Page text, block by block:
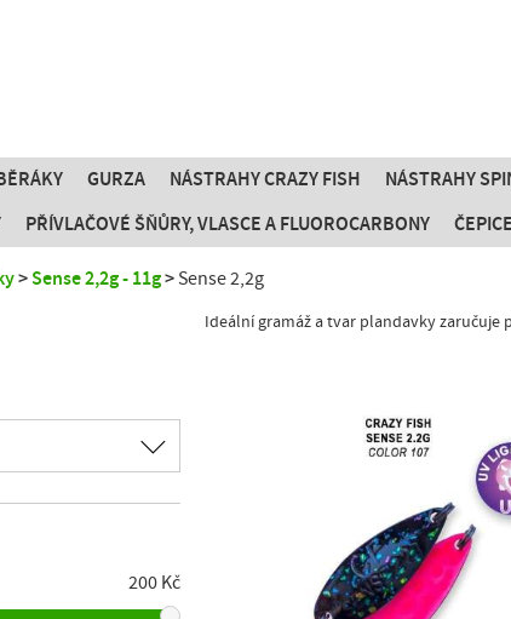
GURZA NÁSTRAHY CRAZY FISH NÁSTRAHY
PŘÍVLAČOVÉ ŠŇŮRY, VLASCE A FLUOROCARBONY ČEPICE
Sense 2,2g - 11g Sense 2,2g
200 Kč
Ideální gramáž a tvar plandavky